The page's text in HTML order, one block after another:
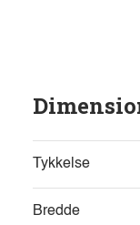
Tykkelse
Bredde